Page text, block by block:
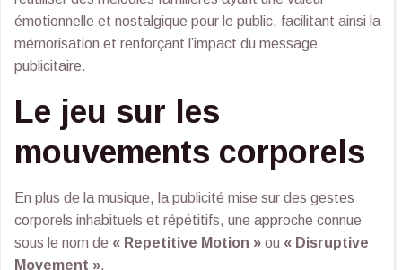
émotionnelle et nostalgique pour le public, facilitant ainsi la
mémorisation et renforçant l’impact du message
publicitaire.
Le jeu sur les
mouvements corporels
En plus de la musique, la publicité mise sur des gestes
corporels inhabituels et répétitifs, une approche connue
sous le nom de « Repetitive Motion » ou « Disruptive
Movement ».